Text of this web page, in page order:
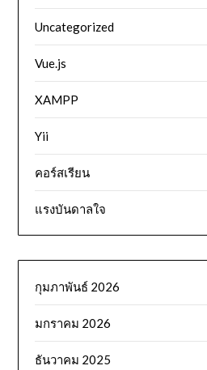
Uncategorized
Vue.js
XAMPP
Yii
คอร์สเรียน
แรงบันดาลใจ
กุมภาพันธ์ 2026
มกราคม 2026
ธันวาคม 2025